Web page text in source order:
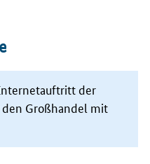
der
Großhandel mit